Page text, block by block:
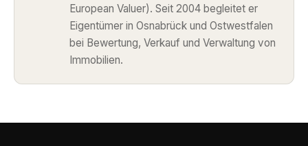
European Valuer). Seit 2004 begleitet er
Eigentümer in Osnabrück und Ostwestfalen
bei Bewertung, Verkauf und Verwaltung von
Immobilien.